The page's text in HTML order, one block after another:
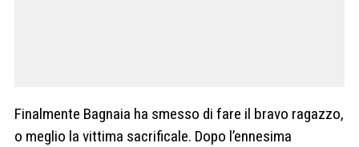
Finalmente Bagnaia ha smesso di fare il bravo ragazzo,
o meglio la vittima sacrificale. Dopo l’ennesima